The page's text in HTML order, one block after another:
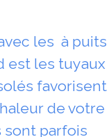
les à puits
est les tuyaux
favorisent
de votre
sont parfois